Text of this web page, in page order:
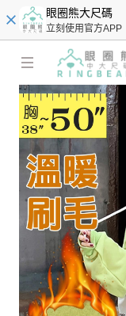
眼圈熊大尺碼
立刻使用官方APP